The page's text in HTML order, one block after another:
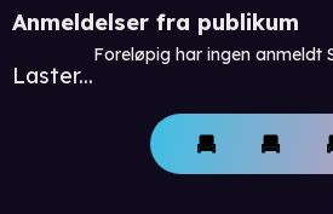
Anmeldelser fra publikum
Laster...
Foreløpig har ingen anmeldt